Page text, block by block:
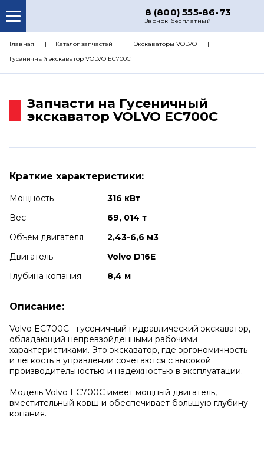
8 (800) 555-86-73
Звонок бесплатный
О НАС
КАТАЛОГ ЗАПЧАСТЕЙ
ДОСТАВКА
Главная Каталог запчастей
Экскаваторы VOLVO
Гусеничный экскаватор VOLVO EC700C
Запчасти на Гусеничный
экскаватор VOLVO EC700C
Краткие характеристики:
Мощность
316 кВт
Вес
69, 014 т
Объем двигателя
2,43-6,6 м3
Двигатель
Volvo D16E
Глубина копания
8,4 м
Описание:
Volvo EC700C - гусеничный гидравлический экскаватор,
обладающий непревзойдёнными рабочими
характеристиками. Это экскаватор, где эргономичность
и лёгкость в управлении сочетаются с высокой
производительностью и надёжностью в эксплуатации.
Модель Volvo EC700C имеет мощный двигатель,
вместительный ковш и обеспечивает большую глубину
копания.